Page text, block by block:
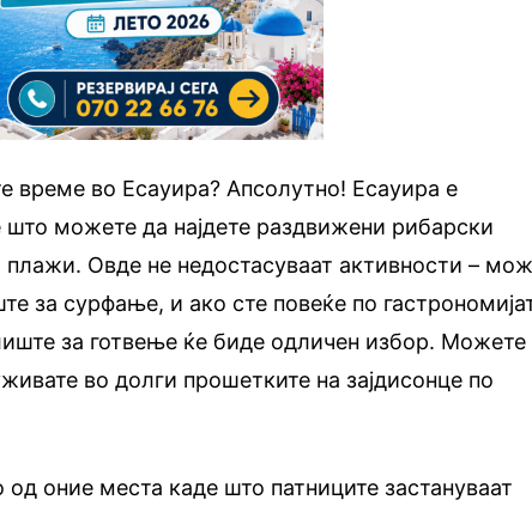
време во Есауира? Апсолутно! Есауира е
можете да најдете раздвижени рибарски
плажи. Овде не недостасуваат активности –
за сурфање, и ако сте повеќе по
за готвење ќе биде одличен избор. Можете
во долги прошетките на зајдисонце по
оние места каде што патниците застануваат